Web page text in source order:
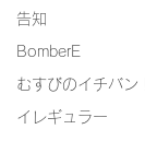
告知
BomberE
むすびのイチバン
イレギュラー